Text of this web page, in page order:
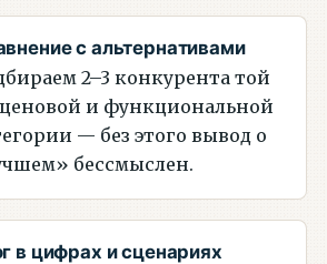
с альтернативами
2–3 конкурента той
и функциональной
— без этого вывод о
бессмыслен.
в цифрах и сценариях